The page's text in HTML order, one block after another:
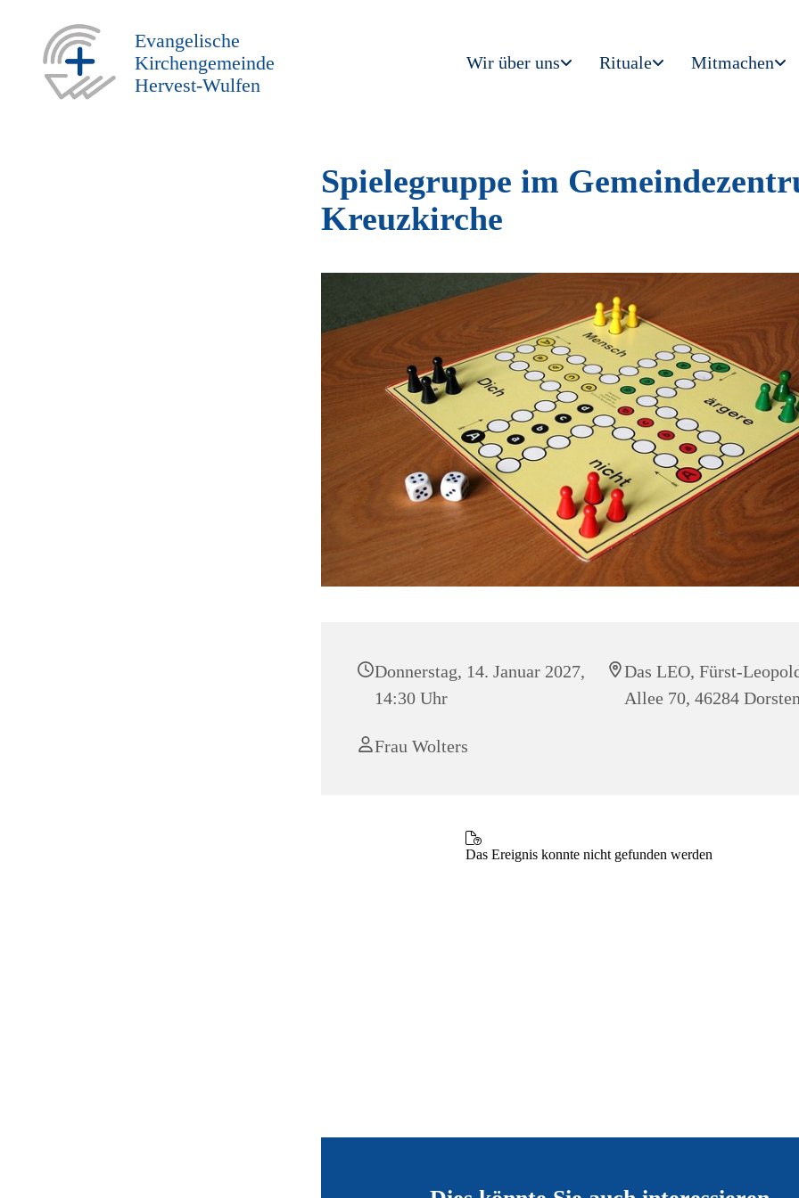
Evangelische
Kirchengemeinde
Hervest-Wulfen
Wir über uns Rituale Mitmachen
Spielegruppe im
Kreuzkirche
Donnerstag, 14. Januar 2027,
14:30 Uhr
Das LEO, Fürst-
Allee 70, 46284
Frau Wolters